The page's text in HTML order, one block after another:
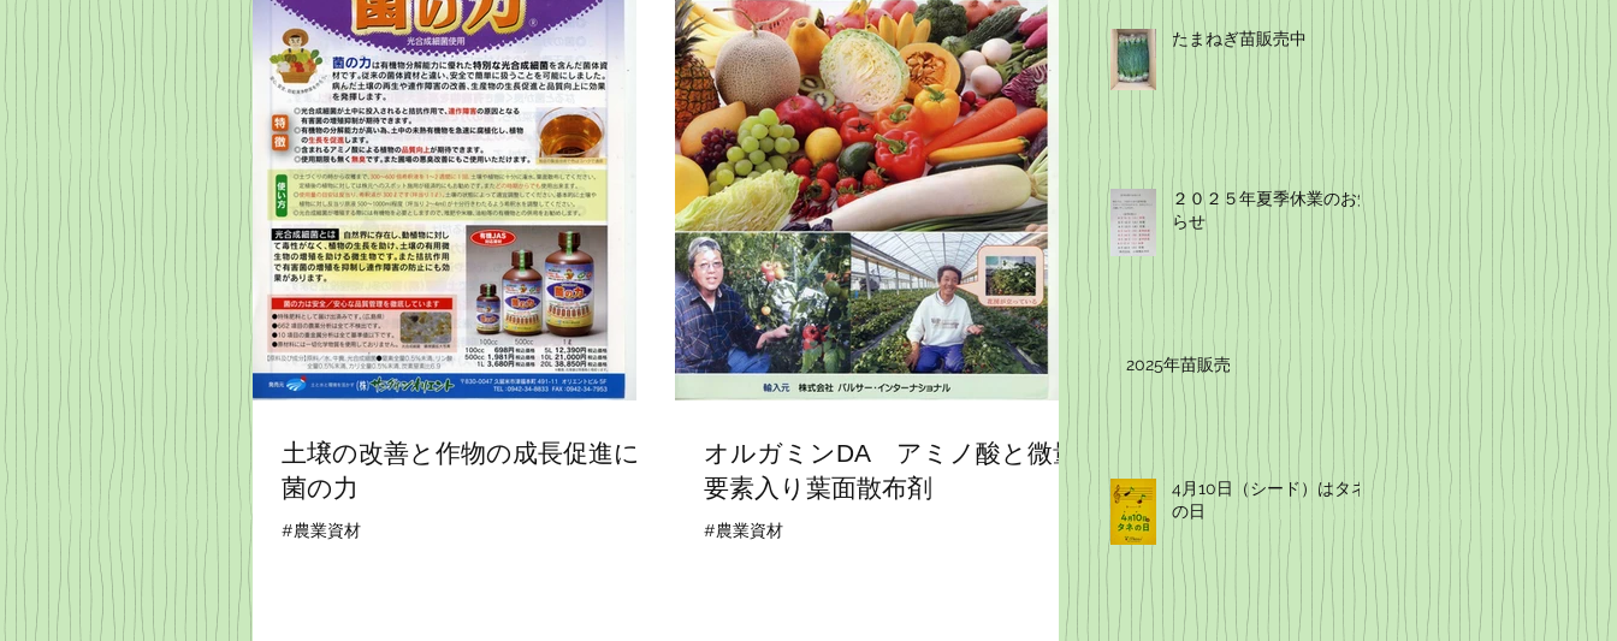
土壌の改善と作物の成長促進に
菌の力
#農業資材
オルガミンDA アミノ酸と微量
要素入り葉面散布剤
#農業資材
たまねぎ苗販売中
２０２５年夏季休業のお知
らせ
2025年苗販売
4月10日（シード）はタネ
の日